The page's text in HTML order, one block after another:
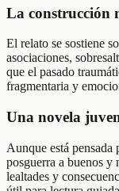
La construcción
El relato se sostiene
asociaciones,
que el pasado
fragmentaria y
Una novela
Aunque está pensada
posguerra a buenos y
lealtades y